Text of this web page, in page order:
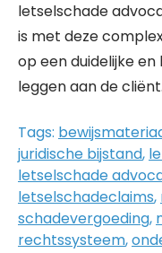
letselschade
is met deze
op een duidelijke
leggen aan de cliënt.
Tags:
juridische bijstand,
letselschade
letselschadeclaims,
schadevergoeding,
rechtssysteem,